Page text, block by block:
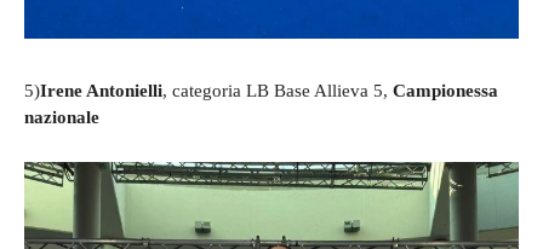
5)Irene Antonielli, categoria LB Base Allieva 5, Campionessa
nazionale